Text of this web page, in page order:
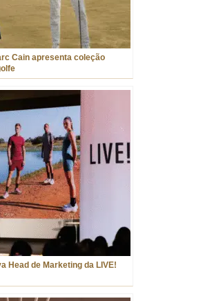
Cain apresenta coleção
Head de Marketing da LIVE!